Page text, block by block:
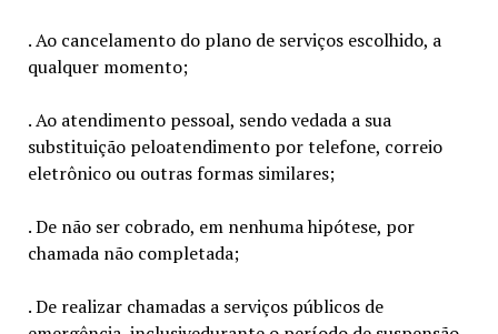
. Ao cancelamento do plano de serviços escolhido, a
qualquer momento;
. Ao atendimento pessoal, sendo vedada a sua
substituição peloatendimento por telefone, correio
eletrônico ou outras formas similares;
. De não ser cobrado, em nenhuma hipótese, por
chamada não completada;
. De realizar chamadas a serviços públicos de